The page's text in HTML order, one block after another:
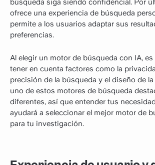
búsqueda siga siendo confidencial. Por
ofrece una experiencia de búsqueda
permite a los usuarios adaptar sus
preferencias.
Al elegir un motor de búsqueda con IA,
tener en cuenta factores como la
precisión de la búsqueda y el diseño de la
uno de estos motores de búsqueda
diferentes, así que entender tus
ayudará a seleccionar el mejor motor de
para tu investigación.